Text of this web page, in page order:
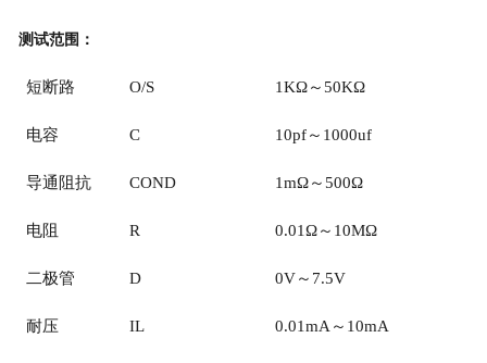
测试范围：
短断路 O/S 1KΩ～50KΩ
电容 C 10pf～1000uf
导通阻抗 COND 1mΩ～500Ω
电阻 R 0.01Ω～10MΩ
二极管 D 0V～7.5V
耐压 IL 0.01mA～10mA